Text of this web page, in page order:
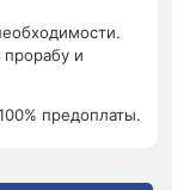
и
предоплаты.